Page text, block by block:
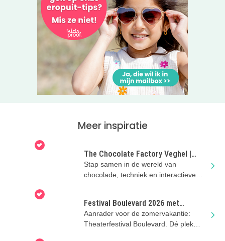
Meer inspiratie
The Chocolate Factory Veghel |
Zomervakantie met kinderen
Stap samen in de wereld van
chocolade, techniek en interactieve
Festival Boulevard 2026 met
kinderen in Den Bosch
Aanrader voor de zomervakantie:
Theaterfestival Boulevard. Dé plek